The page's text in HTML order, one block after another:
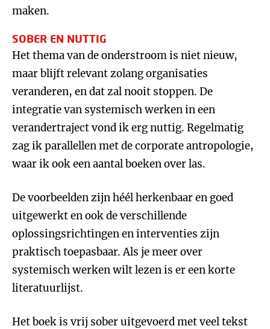
maken.
SOBER EN NUTTIG
Het thema van de onderstroom is niet nieuw,
maar blijft relevant zolang organisaties
veranderen, en dat zal nooit stoppen. De
integratie van systemisch werken in een
verandertraject vond ik erg nuttig. Regelmatig
zag ik parallellen met de corporate antropologie,
waar ik ook een aantal boeken over las.
De voorbeelden zijn héél herkenbaar en goed
uitgewerkt en ook de verschillende
oplossingsrichtingen en interventies zijn
praktisch toepasbaar. Als je meer over
systemisch werken wilt lezen is er een korte
literatuurlijst.
Het boek is vrij sober uitgevoerd met veel tekst